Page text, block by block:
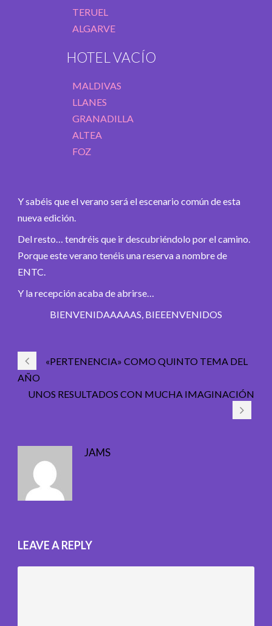
TERUEL
ALGARVE
HOTEL VACÍO
MALDIVAS
LLANES
GRANADILLA
ALTEA
FOZ
Y sabéis que el verano será el escenario común de esta
nueva edición.
Del resto… tendréis que ir descubriéndolo por el camino.
Porque este verano tenéis una reserva a nombre de
ENTC.
Y la recepción acaba de abrirse…
BIENVENIDAAAAAS, BIEEENVENIDOS
«PERTENENCIA» COMO QUINTO TEMA DEL
AÑO
UNOS RESULTADOS CON MUCHA IMAGINACIÓN
JAMS
LEAVE A REPLY